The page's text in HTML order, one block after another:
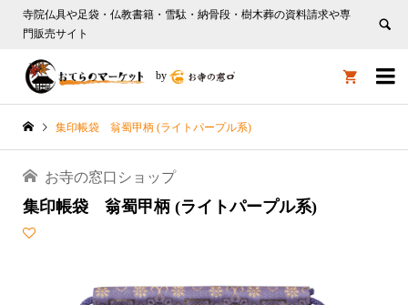
寺院仏具や足袋・仏教書籍・雪駄・納骨段・樹木葬の資料請求や専
門販売サイト

by 
集印帳袋 翁蜀甲柄 (ライトパープル系)
お寺の窓口ショップ
集印帳袋 翁蜀甲柄 (ライトパープル系)